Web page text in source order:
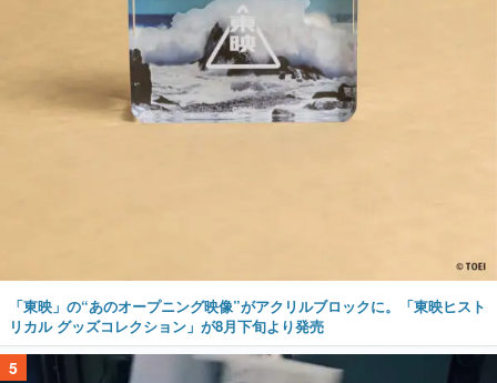
「東映」の“あのオープニング映像”がアクリルブロックに。「東映ヒスト
リカル グッズコレクション」が8月下旬より発売
5